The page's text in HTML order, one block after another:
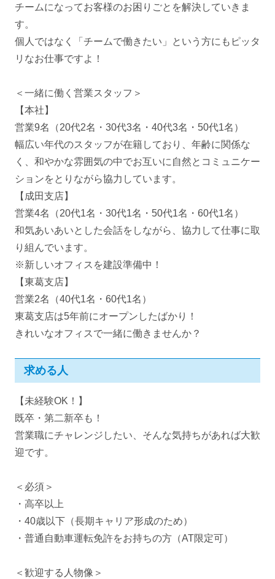
チームになってお客様のお困りごとを解決していきま
す。
個人ではなく「チームで働きたい」という方にもピッタ
リなお仕事ですよ！
＜一緒に働く営業スタッフ＞
【本社】
営業9名（20代2名・30代3名・40代3名・50代1名）
幅広い年代のスタッフが在籍しており、年齢に関係な
く、和やかな雰囲気の中でお互いに自然とコミュニケー
ションをとりながら協力しています。
【成田支店】
営業4名（20代1名・30代1名・50代1名・60代1名）
和気あいあいとした会話をしながら、協力して仕事に取
り組んでいます。
※新しいオフィスを建設準備中！
【東葛支店】
営業2名（40代1名・60代1名）
東葛支店は5年前にオープンしたばかり！
きれいなオフィスで一緒に働きませんか？
求める人
【未経験OK！】
既卒・第二新卒も！
営業職にチャレンジしたい、そんな気持ちがあれば大歓
迎です。
＜必須＞
・高卒以上
・40歳以下（長期キャリア形成のため）
・普通自動車運転免許をお持ちの方（AT限定可）
＜歓迎する人物像＞